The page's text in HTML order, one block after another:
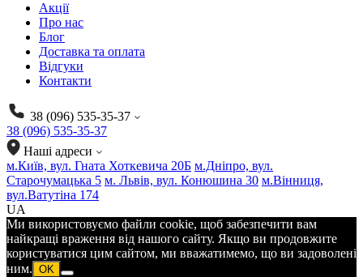
Акції
Про нас
Блог
Доставка та оплата
Відгуки
Контакти
38 (096) 535-35-37
38 (096) 535-35-37
Наші адреси
м.Київ, вул. Гната Хоткевича 20Б м.Дніпро, вул.
Старочумацька 5 м. Львів, вул. Конюшина 30 м.Вінниця,
вул.Ватутіна 174
UA
Ми використовуємо файли cookie, щоб забезпечити вам
найкращі враження від нашого сайту. Якщо ви продовжите
користуватися цим сайтом, ми вважатимемо, що ви задоволені
ним. OK